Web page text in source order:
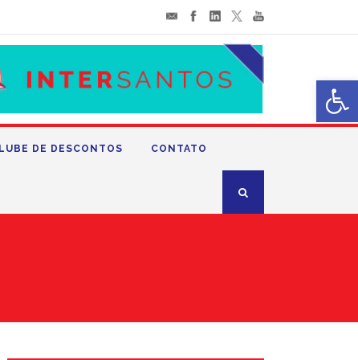
DE DESCONTOS CONTATO
Abrir